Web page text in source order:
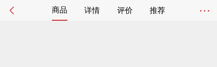
商品 详情 评价 推荐